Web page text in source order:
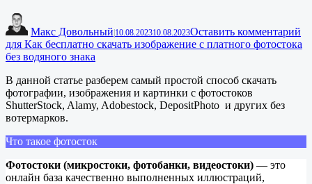
Макс Довольный 10.08.202310.08.2023Оставить комментарий
для Как бесплатно скачать изображение с платного фотостока
без водяного знака
В данной статье разберем самый простой способ скачать
фотографии, изображения и картинки с фотостоков
ShutterStock, Alamy, Adobestock, DepositPhoto и других без
вотермарков.
Что такое фотосток
Фотостоки (микростоки, фотобанки, видеостоки) — это
онлайн база качественно выполненных иллюстраций,